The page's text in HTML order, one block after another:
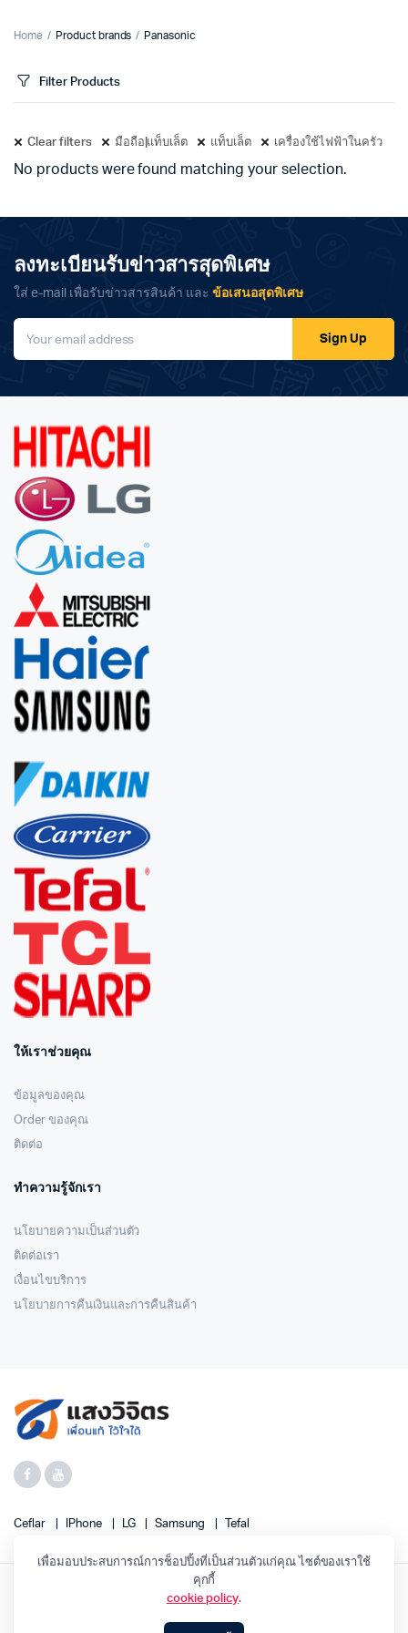
Home Product brands Panasonic
Filter Products
Clear filters มือถือ|แท็บเล็ต แท็บเล็ต เครื่องใช้ไฟฟ้าในครัว
No products were found matching your selection.
ลงทะเบียนรับข่าวสารสุดพิเศษ
ใส่ e-mail เพื่อรับข่าวสารสินค้า และข้อเสนอสุดพิเศษ
Sign Up
ให้เราช่วยคุณ
ข้อมูลของคุณ
Order ของคุณ
ติดต่อ
ทำความรู้จักเรา
นโยบายความเป็นส่วนตัว
ติดต่อเรา
เงื่อนไขบริการ
นโยบายการคืนเงินและการคืนสินค้า
Ceflar IPhone LG Samsung Tefal
เพื่อมอบประสบการณ์การช็อปปิ้งที่เป็นส่วนตัวแก่คุณ ไซต์ของเราใช้
คุกกี้
cookie policy.